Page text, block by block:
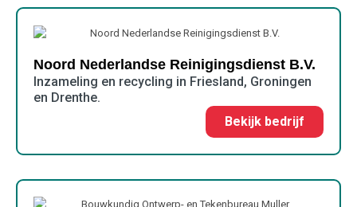
Noord Nederlandse Reinigingsdienst B.V.
Inzameling en recycling in Friesland, Groningen
en Drenthe.
Bekijk bedrijf